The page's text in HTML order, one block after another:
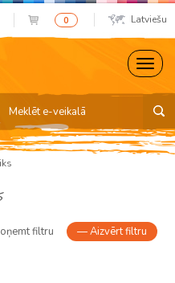
0 Latviešu
filtru —Aizvērt filtru